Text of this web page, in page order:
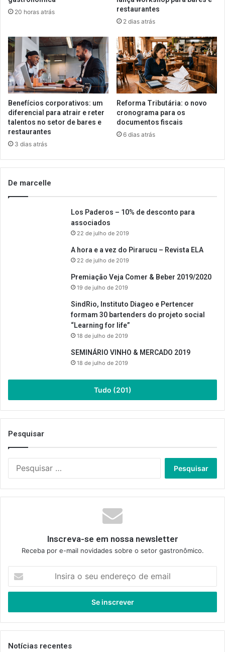
20 horas atrás
restaurantes
2 dias atrás
Benefícios corporativos: um
diferencial para atrair e reter
talentos no setor de bares e
restaurantes
3 dias atrás
Reforma Tributária: o novo
cronograma para os
documentos fiscais
6 dias atrás
De marcelle
Los Paderos – 10% de desconto para
associados
22 de julho de 2019
A hora e a vez do Pirarucu – Revista ELA
22 de julho de 2019
Premiação Veja Comer & Beber 2019/2020
19 de julho de 2019
SindRio, Instituto Diageo e Pertencer
formam 30 bartenders do projeto social
“Learning for life”
18 de julho de 2019
SEMINÁRIO VINHO & MERCADO 2019
18 de julho de 2019
Tudo (201)
Pesquisar
Inscreva-se em nossa newsletter
Receba por e-mail novidades sobre o setor gastronômico.
seu
de
email
Notícias recentes